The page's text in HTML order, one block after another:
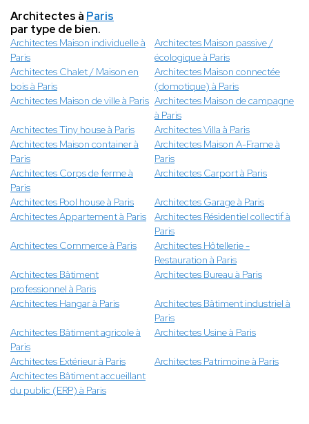
Architectes à Paris
par type de bien.
Architectes Maison individuelle à
Paris
Architectes Maison passive /
écologique à Paris
Architectes Chalet / Maison en
bois à Paris
Architectes Maison connectée
(domotique) à Paris
Architectes Maison de ville à Paris Architectes Maison de campagne
à Paris
Architectes Tiny house à Paris
Architectes Villa à Paris
Architectes Maison container à
Paris
Architectes Maison A-Frame à
Paris
Architectes Corps de ferme à
Paris
Architectes Carport à Paris
Architectes Pool house à Paris
Architectes Garage à Paris
Architectes Appartement à Paris
Architectes Résidentiel collectif à
Paris
Architectes Commerce à Paris
Architectes Hôtellerie -
Restauration à Paris
Architectes Bâtiment
professionnel à Paris
Architectes Bureau à Paris
Architectes Hangar à Paris
Architectes Bâtiment industriel à
Paris
Architectes Bâtiment agricole à
Paris
Architectes Usine à Paris
Architectes Extérieur à Paris
Architectes Patrimoine à Paris
Architectes Bâtiment accueillant
du public (ERP) à Paris